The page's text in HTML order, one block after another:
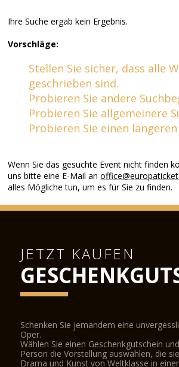
Ihre Suche ergab kein Ergebnis.
Vorschläge:
Stellen Sie sicher, dass alle
geschrieben sind.
Probieren Sie andere
Probieren Sie allgemeinere
Probieren Sie einen
Wenn Sie das gesuchte Event nicht finden
uns bitte eine E-Mail an
alles Mögliche tun, um es für Sie zu finden.
JETZT KAUFEN
Schenken Sie jemandem eine
Oper.
Wählen Sie einen Geschenkgutschein
Person die Vorstellung auswählen, die
Drama und Kunst von Weltklasse in